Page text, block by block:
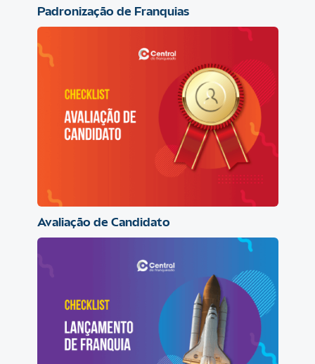
Padronização de Franquias
Avaliação de Candidato